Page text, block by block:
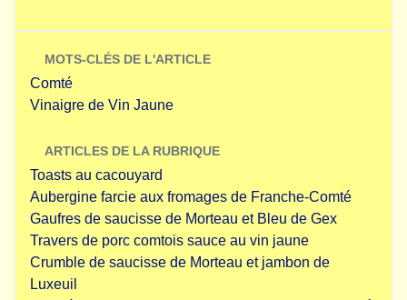
MOTS-CLÉS DE L'ARTICLE
Comté
Vinaigre de Vin Jaune
ARTICLES DE LA RUBRIQUE
Toasts au cacouyard
Aubergine farcie aux fromages de Franche-Comté
Gaufres de saucisse de Morteau et Bleu de Gex
Travers de porc comtois sauce au vin jaune
Crumble de saucisse de Morteau et jambon de
Luxeuil